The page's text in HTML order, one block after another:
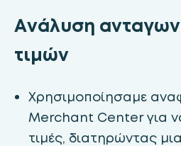
Ανάλυση
τιμών
Χρησιμοποίησαμε
Merchant Center για
τιμές, διατηρώντας